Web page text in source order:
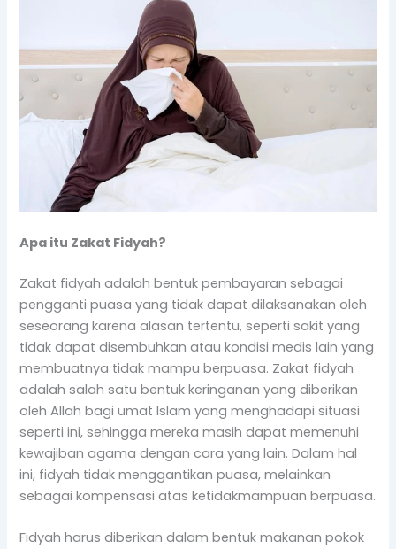
Apa itu Zakat Fidyah?
Zakat fidyah adalah bentuk pembayaran sebagai
pengganti puasa yang tidak dapat dilaksanakan oleh
seseorang karena alasan tertentu, seperti sakit yang
tidak dapat disembuhkan atau kondisi medis lain yang
membuatnya tidak mampu berpuasa. Zakat fidyah
adalah salah satu bentuk keringanan yang diberikan
oleh Allah bagi umat Islam yang menghadapi situasi
seperti ini, sehingga mereka masih dapat memenuhi
kewajiban agama dengan cara yang lain. Dalam hal
ini, fidyah tidak menggantikan puasa, melainkan
sebagai kompensasi atas ketidakmampuan berpuasa.
Fidyah harus diberikan dalam bentuk makanan pokok